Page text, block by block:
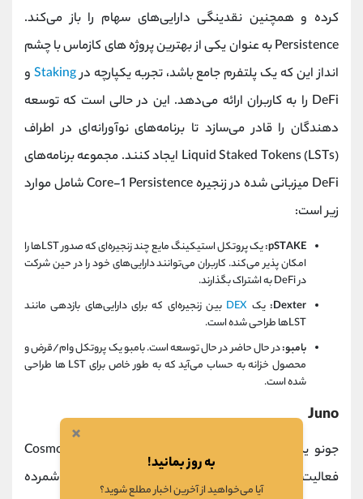
کرده و همچنین نقدینگی دارایی‌های سهام را باز می‌کند.
Persistence به عنوان یکی از بهترین پروژ‌ه‌ های کازماس با چشم
انداز این که یک پلتفرم جامع باشد، تجربه یکپارچه درStaking و
DeFi را به کاربران ارائه می‌دهد. این در حالی است که توسعه
دهندگان را قادر می‌سازد تا برنامه‌های نوآورانه‌ای در اطراف
Liquid Staked Tokens (LSTs) ایجاد کنند. مجموعه برنامه‌های
DeFi میزبانی شده در زنجیره Core-1 Persistence شامل موارد
زیر است:
pSTAKE:
یک پروتکل استیکینگ مایع چند زنجیره‌ای که صدور LST‌ها را
امکان پذیر می‌کند. کاربران می‌توانند دارایی‌های خود را در حین شرکت
در DeFi به اشتراک بگذارند.
Dexter: یک DEX بین زنجیره‌ای که برای دارایی‌های بازدهی مانند
LST‌ها طراحی شده است.
بامبو:در حال حاضر در حال توسعه است. بامبو یک پروتکل وام/قرض و
محصول خزانه به حساب می‌آید که به طور خاص برای LST ها طراحی
شده است.
Juno
جونو یکی دیگر از پلتفرم‌هایی است که در شبکه Cosmos
فعالیت می‌کند و یکی از
شمرده
×
به روز بمانید!
آیا می‌خواهید از آخرین اخبار مطلع شوید؟